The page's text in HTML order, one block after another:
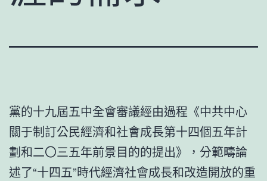
黨的十九屆五中全會審議經由過程《中共中心
關于制訂公民經濟和社會成長第十四個五年計
劃和二〇三五年前景目的的提出》，分範疇論
述了“十四五”時代經濟社會成長和改造開放的重